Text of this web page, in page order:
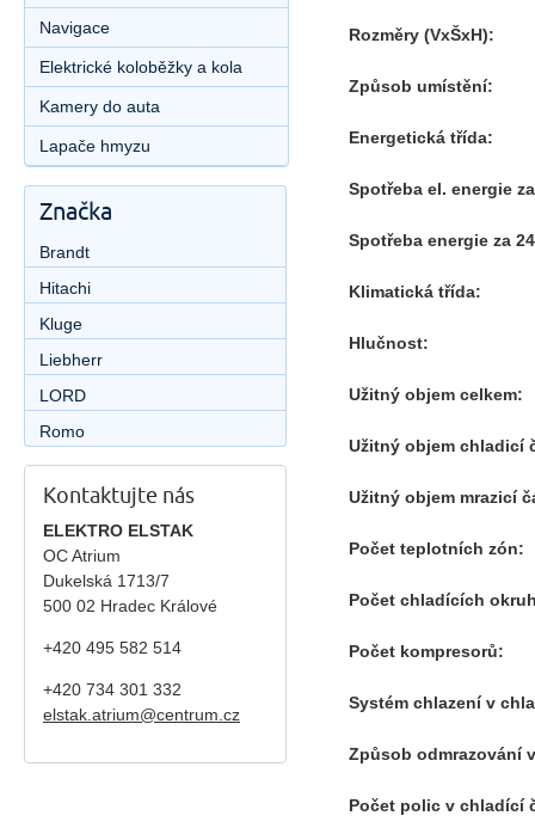
Rozměry (VxŠxH):
Způsob umístění:
Energetická třída:
Spotřeba el. energie
Spotřeba energie za
Klimatická třída:
Hlučnost:
Užitný objem celkem:
Užitný objem chladicí
Užitný objem mrazicí
Počet teplotních zón:
Počet chladících
Počet kompresorů:
Systém chlazení v
Způsob odmrazování
Počet polic v chladící
Navigace
Elektrické koloběžky a kola
Kamery do auta
Lapače hmyzu
Značka
Brandt
Hitachi
Kluge
Liebherr
LORD
Romo
Kontaktujte nás
ELEKTRO ELSTAK
OC Atrium
Dukelská 1713/7
500 02 Hradec Králové
+420 495 582 514
+420 734 301 332
elstak.atrium@centrum.cz